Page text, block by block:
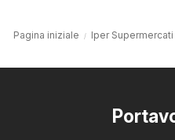
Pagina iniziale Iper Supermercati